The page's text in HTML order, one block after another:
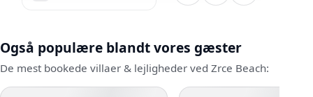
Også populære blandt vores gæster
De mest bookede villaer & lejligheder ved Zrce Beach: